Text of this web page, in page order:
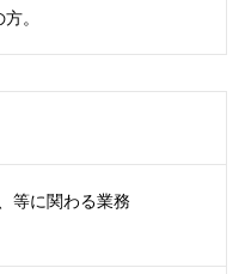
。
等に関わる業務